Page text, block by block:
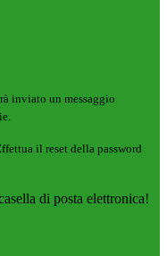
inviato un messaggio
il reset della password
di posta elettronica!